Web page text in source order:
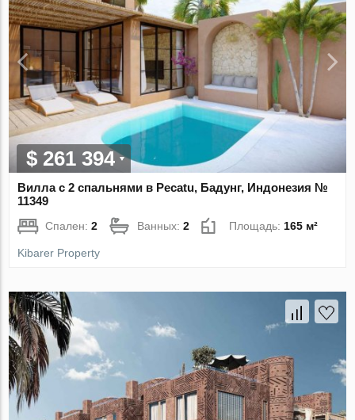
$ 261 394
Вилла с 2 спальнями в Pecatu, Бадунг, Индонезия №
11349
Спален:2 Ванных:2 Площадь:165 м²
Kibarer Property